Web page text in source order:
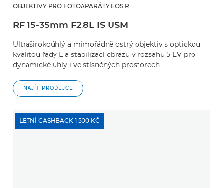
OBJEKTIVY PRO FOTOAPARÁTY EOS R
RF 15-35mm F2.8L IS USM
Ultraširokoúhlý a mimořádně ostrý objektiv s optickou
kvalitou řady L a stabilizací obrazu v rozsahu 5 EV pro
dynamické úhly i ve stísněných prostorech
NAJÍT PRODEJCE
LETNÍ CASHBACK 1 500 KČ